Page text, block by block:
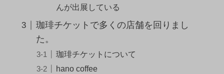
んが出展している
珈琲チケットで多くの店舗を回りまし
た。
珈琲チケットについて
hano coffee